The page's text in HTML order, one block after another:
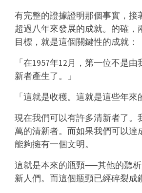
有完整的證據證明那個事實，接
超過八年來發展的成就。的確，
目標，就是這個關鍵性的成就：
「在1957年12月，第一位不是
新者產生了。」
「這就是收穫。這就是這些年來
現在我們可以有許多清新者了。
萬的清新者。而如果我們可以達
能夠擁有一個文明。
這就是本來的瓶頸──其他的聽
新人們。而這個瓶頸已經碎裂成